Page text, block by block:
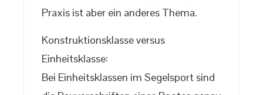
Praxis ist aber ein anderes Thema.
Konstruktionsklasse versus
Einheitsklasse:
Bei Einheitsklassen im Segelsport sind